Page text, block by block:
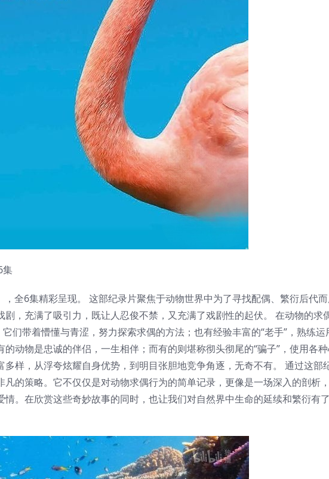
集
全6集精彩呈现。 这部纪录片聚焦于动物世界中为了寻找配偶、繁衍后代
，充满了吸引力，既让人忍俊不禁，又充满了戏剧性的起伏。 在动物的求
们带着懵懂与青涩，努力探索求偶的方法；也有经验丰富的“老手”，熟练运
动物是忠诚的伴侣，一生相伴；而有的则堪称彻头彻尾的“骗子”，使用各
样，从浮夸炫耀自身优势，到明目张胆地竞争角逐，无奇不有。 通过这部
的策略。它不仅仅是对动物求偶行为的简单记录，更像是一场深入的剖析
。在欣赏这些奇妙故事的同时，也让我们对自然界中生命的延续和繁衍有